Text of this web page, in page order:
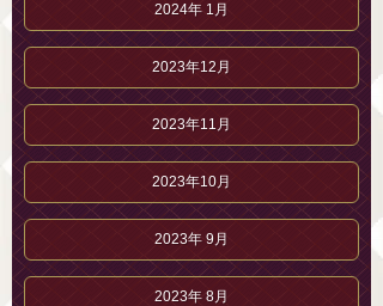
2024年 1月
2023年12月
2023年11月
2023年10月
2023年 9月
2023年 8月